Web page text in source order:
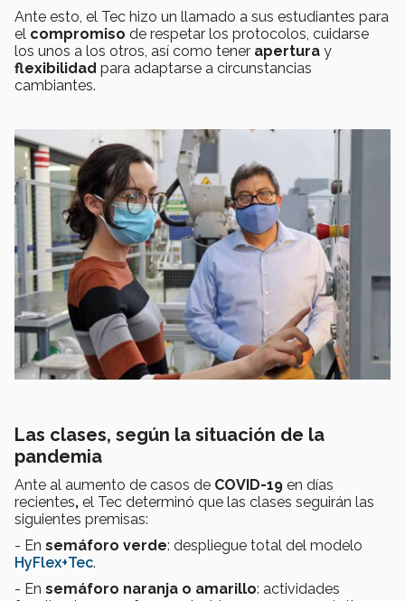
Ante esto, el Tec hizo un llamado a sus estudiantes para
el compromiso de respetar los protocolos, cuidarse
los unos a los otros, así como tener apertura y
flexibilidad para adaptarse a circunstancias
cambiantes.
Las clases, según la situación de la
pandemia
Ante al aumento de casos de COVID-19 en días
recientes, el Tec determinó que las clases seguirán las
siguientes premisas:
- En semáforo verde: despliegue total del modelo
HyFlex+Tec.
- En semáforo naranja o amarillo: actividades